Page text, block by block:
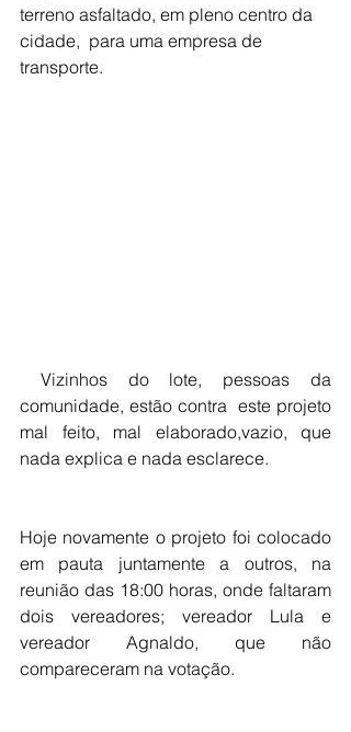
terreno asfaltado, em pleno centro da
cidade,  para uma empresa de
transporte.
comunidade, estão contra  este projeto
mal feito, mal elaborado,vazio, que
nada explica e nada esclarece.
Hoje novamente o projeto foi colocado
em pauta juntamente a outros, na
reunião das 18:00 horas, onde faltaram
dois vereadores; vereador Lula e
vereador Agnaldo, que não
compareceram na votação.